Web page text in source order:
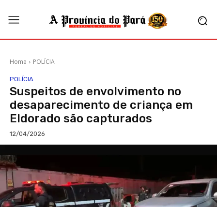
Home POLÍCIA
POLÍCIA
Suspeitos de envolvimento no
desaparecimento de criança em
Eldorado são capturados
12/04/2026